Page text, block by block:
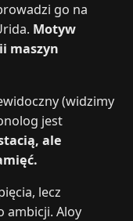
go na
Motyw
maszyn
(widzimy
jest
ale
lecz
ambicji. Aloy